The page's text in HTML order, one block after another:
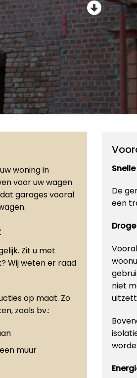
woning in
voor uw wagen
garages vooral
Zit u met
Wij weten er raad
op maat. Zo
zoals bv.:
muur
De
een
niet